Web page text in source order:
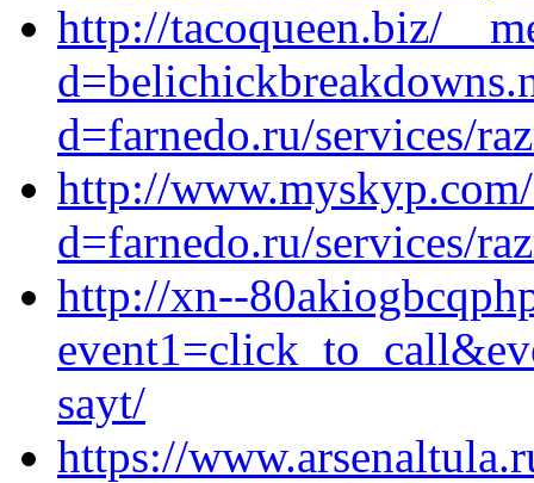
http://tacoqueen.biz/
d=farnedo.ru/services/
http://
d=farnedo.ru/services/
http://xn--
sayt/
https://